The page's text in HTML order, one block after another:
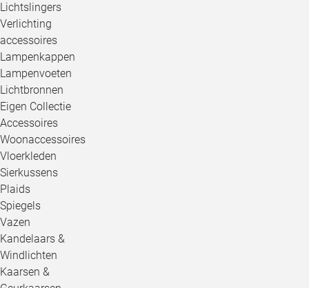
Lichtslingers
Verlichting
accessoires
Lampenkappen
Lampenvoeten
Lichtbronnen
Eigen Collectie
Accessoires
Woonaccessoires
Vloerkleden
Sierkussens
Plaids
Spiegels
Vazen
Kandelaars &
Windlichten
Kaarsen &